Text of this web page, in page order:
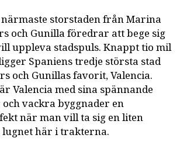
storstaden från Marina
och Gunilla föredrar att bege sig
uppleva stadspuls. Knappt tio mil
Spaniens tredje största stad
och Gunillas favorit, Valencia.
Valencia med sina spännande
vackra byggnader en
när man vill ta sig en liten
här i trakterna.